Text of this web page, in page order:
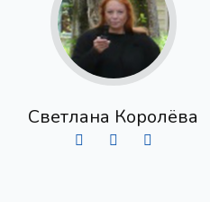
Светлана Королёва